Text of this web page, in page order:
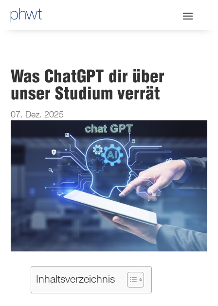
Was ChatGPT dir über
unser Studium verrät
07. Dez. 2025
Inhaltsverzeichnis